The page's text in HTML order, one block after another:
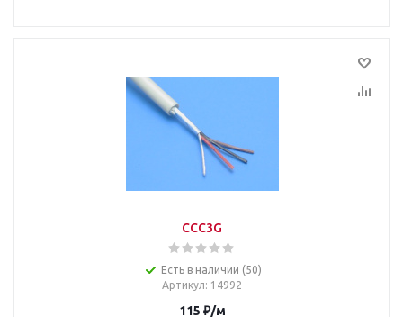
CCC3G
Есть в наличии (50)
Артикул: 14992
115 ₽/м